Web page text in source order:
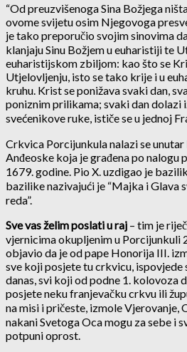
“Od preuzvišenoga Sina Božjega
ovome svijetu osim Njegovoga
je tako preporučio svojim sinovima
klanjaju Sinu Božjem u euharistiji te
euharistijskom zbiljom: kao što se
Utjelovljenju, isto se tako krije i u
kruhu. Krist se ponižava svaki dan,
poniznim prilikama; svaki dan dolazi
svećenikove ruke, ističe se u jednoj
Crkvica Porcijunkula nalazi se
Anđeoske koja je građena po nalogu
1679. godine. Pio X. uzdigao je
bazilike nazivajući je “Majka i Glava
reda”.
Sve vas želim poslati u raj – tim je
vjernicima okupljenim u Porcijunkuli
objavio da je od pape Honorija III.
sve koji posjete tu crkvicu, ispovjede
danas, svi koji od podne 1. kolovoza
posjete neku franjevačku crkvu ili
na misi i pričeste, izmole Vjerovanje,
nakani Svetoga Oca mogu za sebe i
potpuni oprost.